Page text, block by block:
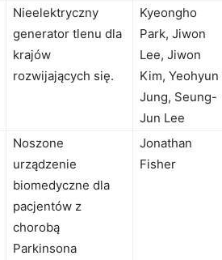
Nieelektryczny
generator tlenu dla
krajów
rozwijających się.
Kyeongho
Park, Jiwon
Lee, Jiwon
Kim, Yeohyun
Jung, Seung-
Jun Lee
Noszone
urządzenie
biomedyczne dla
pacjentów z
chorobą
Parkinsona
Jonathan
Fisher